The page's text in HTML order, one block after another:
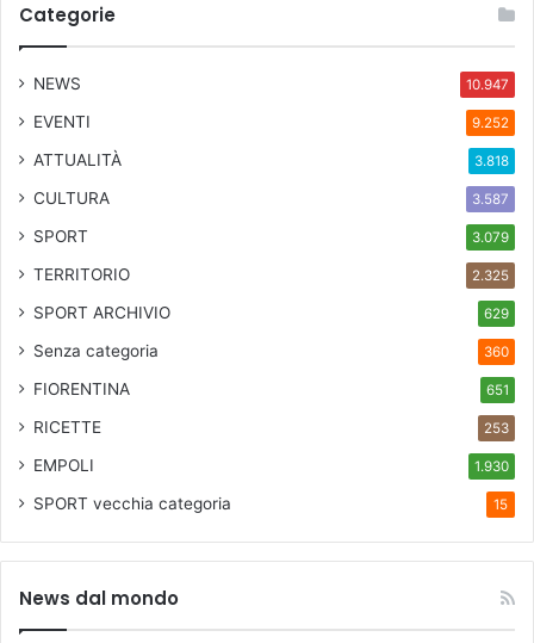
R
i
n
,
A
b
g
Categorie
NEWS 10.947
EVENTI 9.252
ATTUALITÀ 3.818
CULTURA 3.587
SPORT 3.079
TERRITORIO 2.325
SPORT ARCHIVIO 629
Senza categoria 360
FIORENTINA 651
RICETTE 253
EMPOLI 1.930
SPORT vecchia categoria 15
News dal mondo